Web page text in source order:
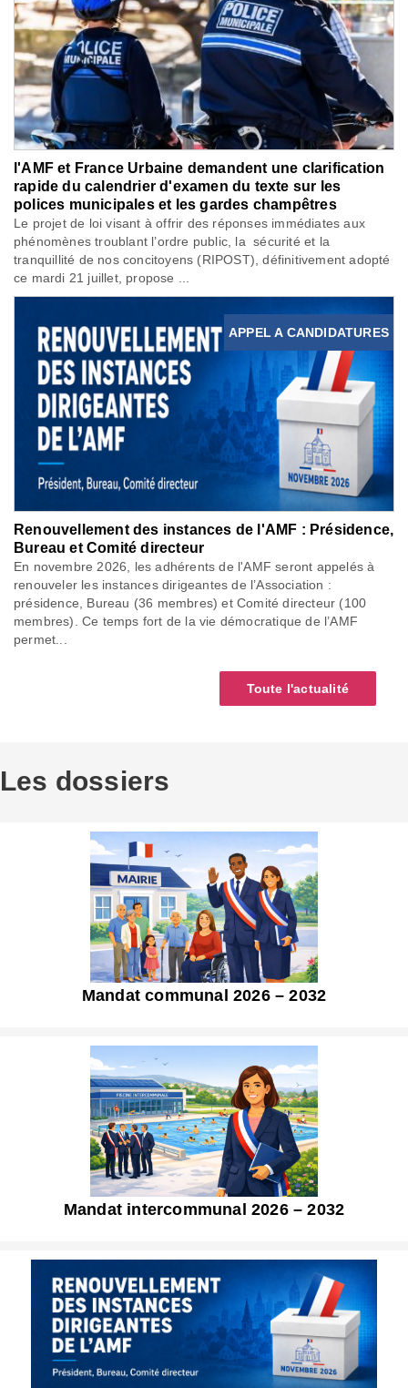
l'AMF et France Urbaine demandent une clarification
rapide du calendrier d'examen du texte sur les
polices municipales et les gardes champêtres
Le projet de loi visant à offrir des réponses immédiates aux
phénomènes troublant l’ordre public, la sécurité et la
tranquillité de nos concitoyens (RIPOST), définitivement adopté
ce mardi 21 juillet, propose ...
APPEL A CANDIDATURES
Renouvellement des instances de l'AMF : Présidence,
Bureau et Comité directeur
En novembre 2026, les adhérents de l'AMF seront appelés à
renouveler les instances dirigeantes de l’Association :
présidence, Bureau (36 membres) et Comité directeur (100
membres). Ce temps fort de la vie démocratique de l’AMF
permet...
Toute l'actualité
Les dossiers
Mandat communal 2026 – 2032
Mandat intercommunal 2026 – 2032